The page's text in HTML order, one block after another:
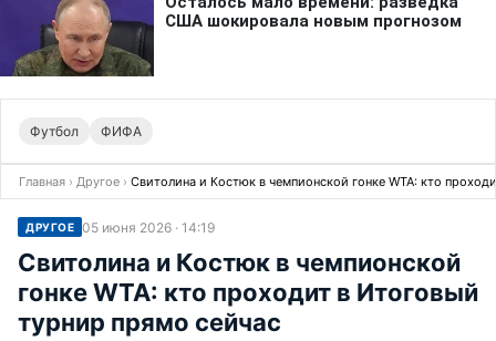
Футбол ФИФА
Главная › Другое › Свитолина и Костюк в чемпионской гонке WTA: кто
ДРУГОЕ 05 июня 2026 · 14:19
Свитолина и Костюк в чемпионской
гонке WTA: кто проходит в Итоговый
турнир прямо сейчас